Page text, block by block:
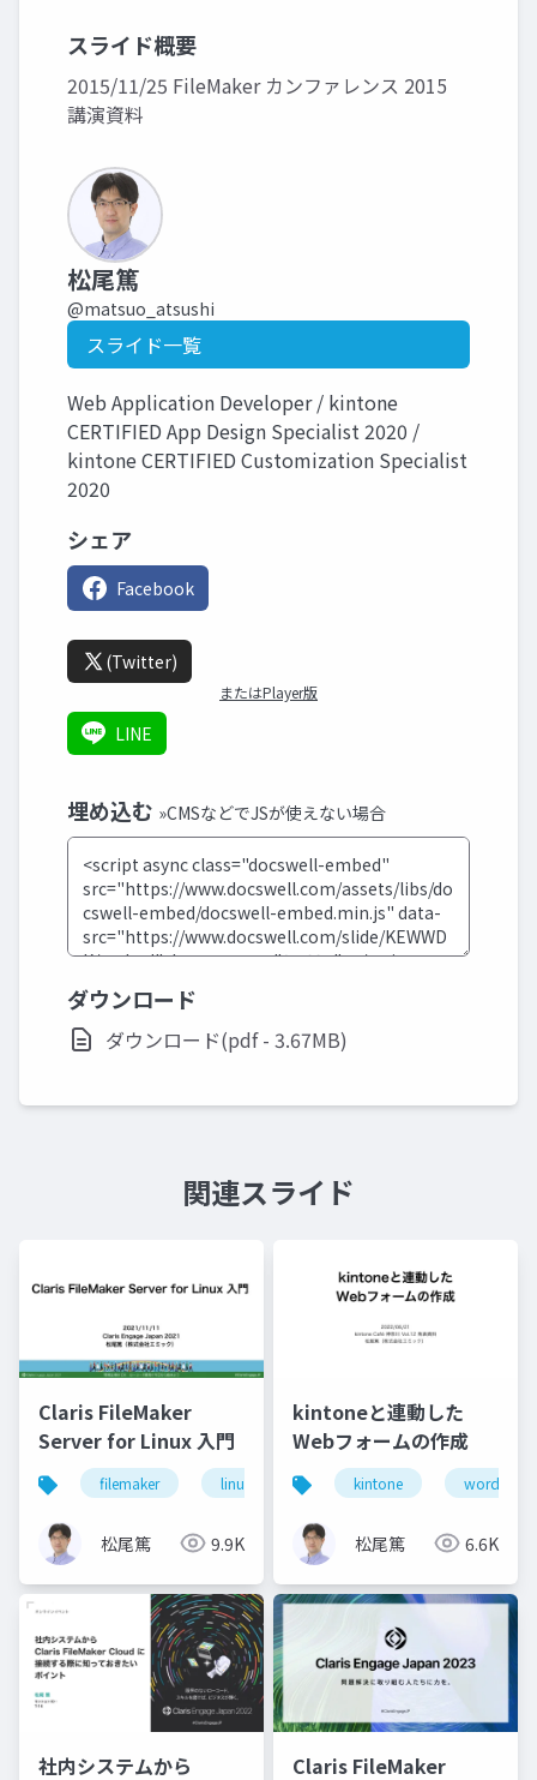
スライド概要
2015/11/25 FileMaker カンファレンス 2015
講演資料
松尾篤
@matsuo_atsushi
スライド一覧
Web Application Developer / kintone
CERTIFIED App Design Specialist 2020 /
kintone CERTIFIED Customization Specialist
2020
シェア
Facebook
(Twitter)
またはPlayer版
LINE
埋め込む »CMSなどでJSが使えない場合
ダウンロード
ダウンロード(pdf - 3.67MB)
関連スライド
Claris FileMaker
Server for Linux 入門
filemaker linux server
松尾篤 9.9K
kintoneと連動した
Webフォームの作成
kintone wordpress
松尾篤 6.6K
社内システムから
Claris FileMaker